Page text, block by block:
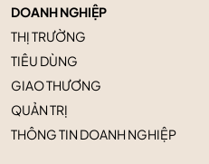
DOANH NGHIỆP
THỊ TRƯỜNG
TIÊU DÙNG
GIAO THƯƠNG
QUẢN TRỊ
THÔNG TIN DOANH NGHIỆP